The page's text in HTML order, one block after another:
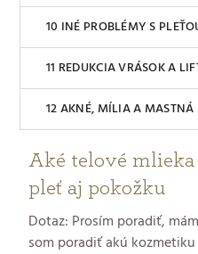
INÉ PROBLÉMY S
REDUKCIA VRÁSOK A
AKNÉ, MÍLIA A MASTNÁ
V
ý
p
Aké telové
pleť aj pokožku
Dotaz: Prosím poradiť,
som poradiť akú